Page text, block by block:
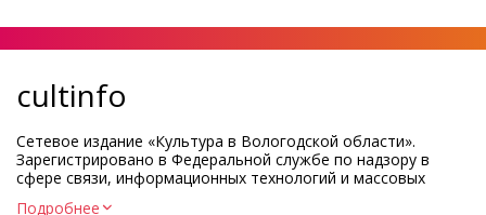
cultinfo
Сетевое издание «Культура в Вологодской области».
Зарегистрировано в Федеральной службе по надзору в
сфере связи, информационных технологий и массовых
Подробнее